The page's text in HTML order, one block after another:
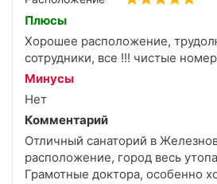
дискотеки! Выражаю огромную
диджею Александре Пташкиной
подход и профессионализм
всех. Благодаря ее вокалу и
музыкальному вкусу на
абсолютно каждый!
Очень надеюсь приехать сюда
новые позитивные изменения.
процветания, финансового
внедрения самых современных
Плюсы
Хорошее расположение,
сотрудники, все !!! чистые
Минусы
Нет
Комментарий
Отличный санаторий в
расположение, город весь
Грамотные доктора, особенно